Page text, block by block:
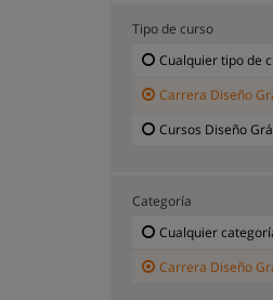
Tipo de curso
Cualquier tipo de
Carrera Diseño
Cursos Diseño
Categoría
Cualquier
Carrera Diseño